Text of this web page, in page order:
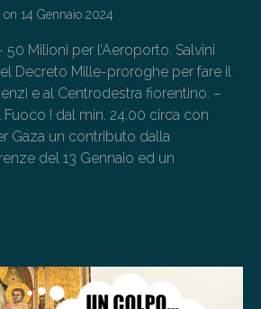
on 14 Gennaio 2024
50 Milioni per l’Aeroporto. Salvini
Decreto Mille-proroghe per fare il
e al Centrodestra fiorentino. –
Fuoco ! dal min. 24.00 circa con
Gaza un contributo dalla
del 13 Gennaio ed un